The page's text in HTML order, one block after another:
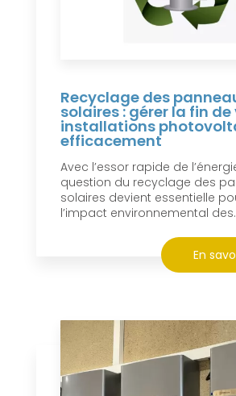
Recyclage des
solaires : gérer la fin de
installations
efficacement
Avec l’essor rapide de
question du recyclage des
solaires devient essentielle
l’impact environnemental
En